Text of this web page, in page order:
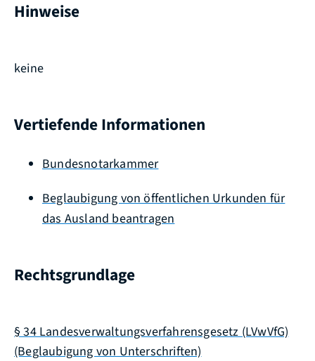
Hinweise
keine
Vertiefende Informationen
Bundesnotarkammer
Beglaubigung von öffentlichen Urkunden für
das Ausland beantragen
Rechtsgrundlage
§ 34 Landesverwaltungsverfahrensgesetz (LVwVfG)
(Beglaubigung von Unterschriften)